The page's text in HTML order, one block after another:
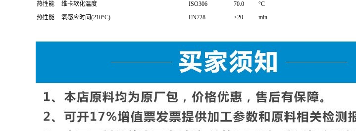
热性能
维卡软化温度 ISO306 70.0
°C
热性能
氧感应时间(210°C) EN728 >20 min